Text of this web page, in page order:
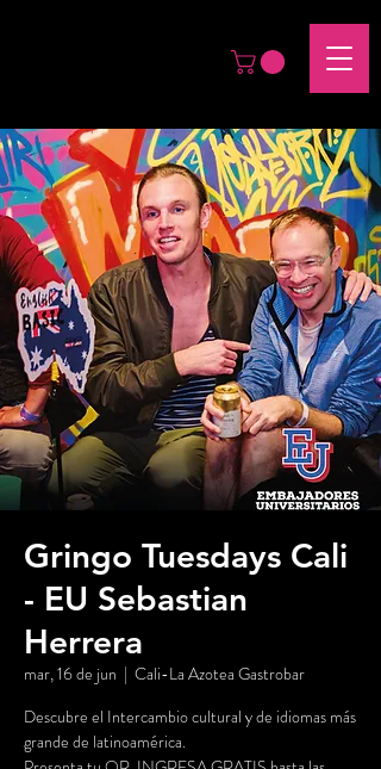
Gringo Tuesdays Cali
- EU Sebastian
Herrera
mar, 16 de jun
  |
Cali-La Azotea Gastrobar
Descubre el Intercambio cultural y de idiomas más
grande de latinoamérica.